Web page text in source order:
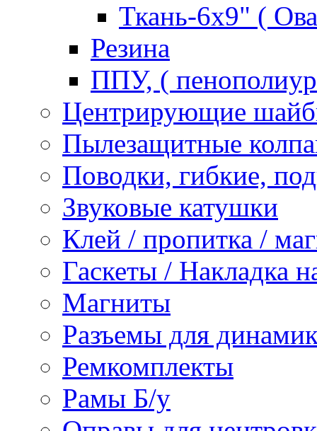
Ткань-6х9" (
Резина
ППУ, (
Центрирующие
Пылезащитные
Поводки, гибкие,
Звуковые катушки
Клей / пропитка /
Гаскеты / Накладка
Магниты
Разъемы для
Ремкомплекты
Рамы Б/у